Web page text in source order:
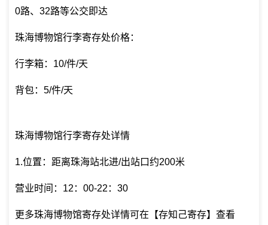
0路、32路等公交即达
珠海博物馆行李寄存处价格：
行李箱：10/件/天
背包：5/件/天
珠海博物馆行李寄存处详情
1.位置：距离珠海站北进/出站口约200米
营业时间：12：00-22：30
更多珠海博物馆寄存处详情可在【存知己寄存】查看